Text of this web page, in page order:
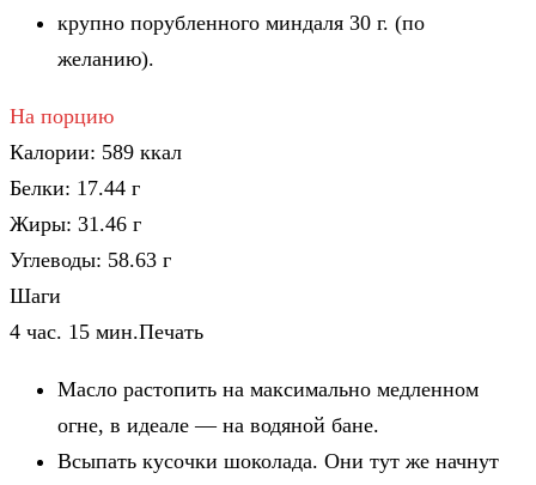
крупно порубленного миндаля 30 г. (по
желанию).
На порцию
Калории: 589 ккал
Белки: 17.44 г
Жиры: 31.46 г
Углеводы: 58.63 г
Шаги
4 час. 15 мин.Печать
Масло растопить на максимально медленном
огне, в идеале — на водяной бане.
Всыпать кусочки шоколада. Они тут же начнут